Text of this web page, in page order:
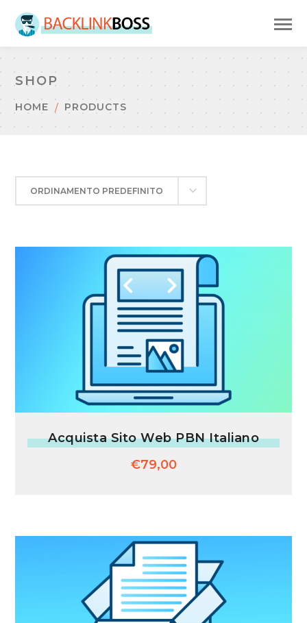
SHOP
HOME PRODUCTS
Acquista Sito Web PBN Italiano
€79,00